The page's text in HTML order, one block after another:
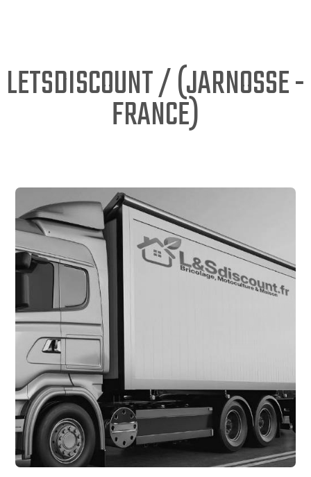
LETSDISCOUNT / (JARNOSSE -
FRANCE)